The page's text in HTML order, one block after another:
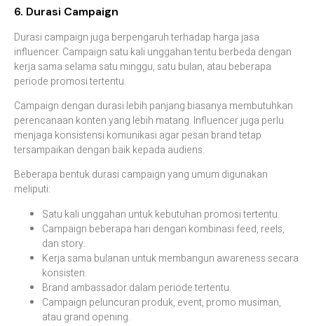
6. Durasi Campaign
Durasi campaign juga berpengaruh terhadap harga jasa
influencer. Campaign satu kali unggahan tentu berbeda dengan
kerja sama selama satu minggu, satu bulan, atau beberapa
periode promosi tertentu.
Campaign dengan durasi lebih panjang biasanya membutuhkan
perencanaan konten yang lebih matang. Influencer juga perlu
menjaga konsistensi komunikasi agar pesan brand tetap
tersampaikan dengan baik kepada audiens.
Beberapa bentuk durasi campaign yang umum digunakan
meliputi:
Satu kali unggahan untuk kebutuhan promosi tertentu.
Campaign beberapa hari dengan kombinasi feed, reels,
dan story.
Kerja sama bulanan untuk membangun awareness secara
konsisten.
Brand ambassador dalam periode tertentu.
Campaign peluncuran produk, event, promo musiman,
atau grand opening.